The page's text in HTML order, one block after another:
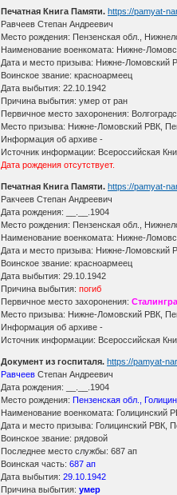
Печатная Книга Памяти. https://pamyat-
Равчеев Степан Андреевич
Место рождения: Пензенская обл.,
Наименование военкомата: Нижне-
Дата и место призыва: Нижне-Ломовский
Воинское звание: красноармеец
Дата выбытия: 22.10.1942
Причина выбытия: умер от ран
Первичное место захоронения:
Место призыва: Нижне-Ломовский РВК,
Информация об архиве -
Источник информации: Всероссийская
Дата рождения отсутствует.
Печатная Книга Памяти. https://pamyat-
Ракчеев Степан Андреевич
Дата рождения: __.__.1904
Место рождения: Пензенская обл.,
Наименование военкомата: Нижне-
Дата и место призыва: Нижне-Ломовский
Воинское звание: красноармеец
Дата выбытия: 29.10.1942
Причина выбытия:погиб
Первичное место захоронения:
Место призыва: Нижне-Ломовский РВК,
Информация об архиве -
Источник информации: Всероссийская
Документ из госпиталя. https://pamyat-
Равчеев Степан Андреевич
Дата рождения: __.__.1904
Место рождения:Пензенская обл.,
Наименование военкомата: Голицинский
Дата и место призыва: Голицинский РВК,
Воинское звание: рядовой
Последнее место службы: 687 ап
Воинская часть:687 ап
Дата выбытия:29.10.1942
Причина выбытия:умер